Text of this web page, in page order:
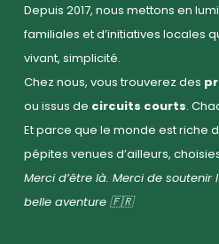
Depuis 2017, nous mettons en
familiales et d’initiatives locales
vivant, simplicité.
Chez nous, vous trouverez des
ou issus de circuits courts.
Et parce que le monde est riche
pépites venues d’ailleurs,
Merci d’être là. Merci de
belle aventure 🇫🇷